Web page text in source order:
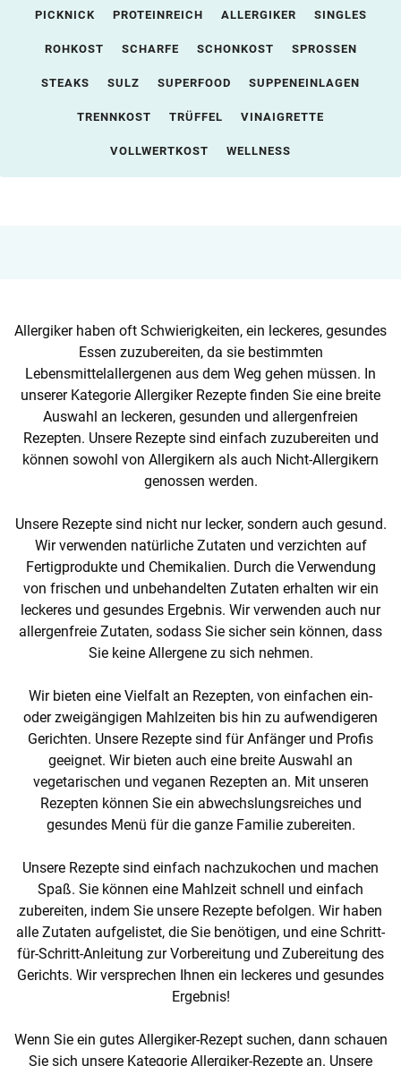
PICKNICK PROTEINREICH ALLERGIKER SINGLES
ROHKOST SCHARFE SCHONKOST SPROSSEN
STEAKS SULZ SUPERFOOD SUPPENEINLAGEN
TRENNKOST TRÜFFEL VINAIGRETTE
VOLLWERTKOST WELLNESS
Allergiker haben oft Schwierigkeiten, ein leckeres, gesundes
Essen zuzubereiten, da sie bestimmten
Lebensmittelallergenen aus dem Weg gehen müssen. In
unserer Kategorie Allergiker Rezepte finden Sie eine breite
Auswahl an leckeren, gesunden und allergenfreien
Rezepten. Unsere Rezepte sind einfach zuzubereiten und
können sowohl von Allergikern als auch Nicht-Allergikern
genossen werden.
Unsere Rezepte sind nicht nur lecker, sondern auch gesund.
Wir verwenden natürliche Zutaten und verzichten auf
Fertigprodukte und Chemikalien. Durch die Verwendung
von frischen und unbehandelten Zutaten erhalten wir ein
leckeres und gesundes Ergebnis. Wir verwenden auch nur
allergenfreie Zutaten, sodass Sie sicher sein können, dass
Sie keine Allergene zu sich nehmen.
Wir bieten eine Vielfalt an Rezepten, von einfachen ein-
oder zweigängigen Mahlzeiten bis hin zu aufwendigeren
Gerichten. Unsere Rezepte sind für Anfänger und Profis
geeignet. Wir bieten auch eine breite Auswahl an
vegetarischen und veganen Rezepten an. Mit unseren
Rezepten können Sie ein abwechslungsreiches und
gesundes Menü für die ganze Familie zubereiten.
Unsere Rezepte sind einfach nachzukochen und machen
Spaß. Sie können eine Mahlzeit schnell und einfach
zubereiten, indem Sie unsere Rezepte befolgen. Wir haben
alle Zutaten aufgelistet, die Sie benötigen, und eine Schritt-
für-Schritt-Anleitung zur Vorbereitung und Zubereitung des
Gerichts. Wir versprechen Ihnen ein leckeres und gesundes
Ergebnis!
Wenn Sie ein gutes Allergiker-Rezept suchen, dann schauen
Sie sich unsere Kategorie Allergiker-Rezepte an. Unsere